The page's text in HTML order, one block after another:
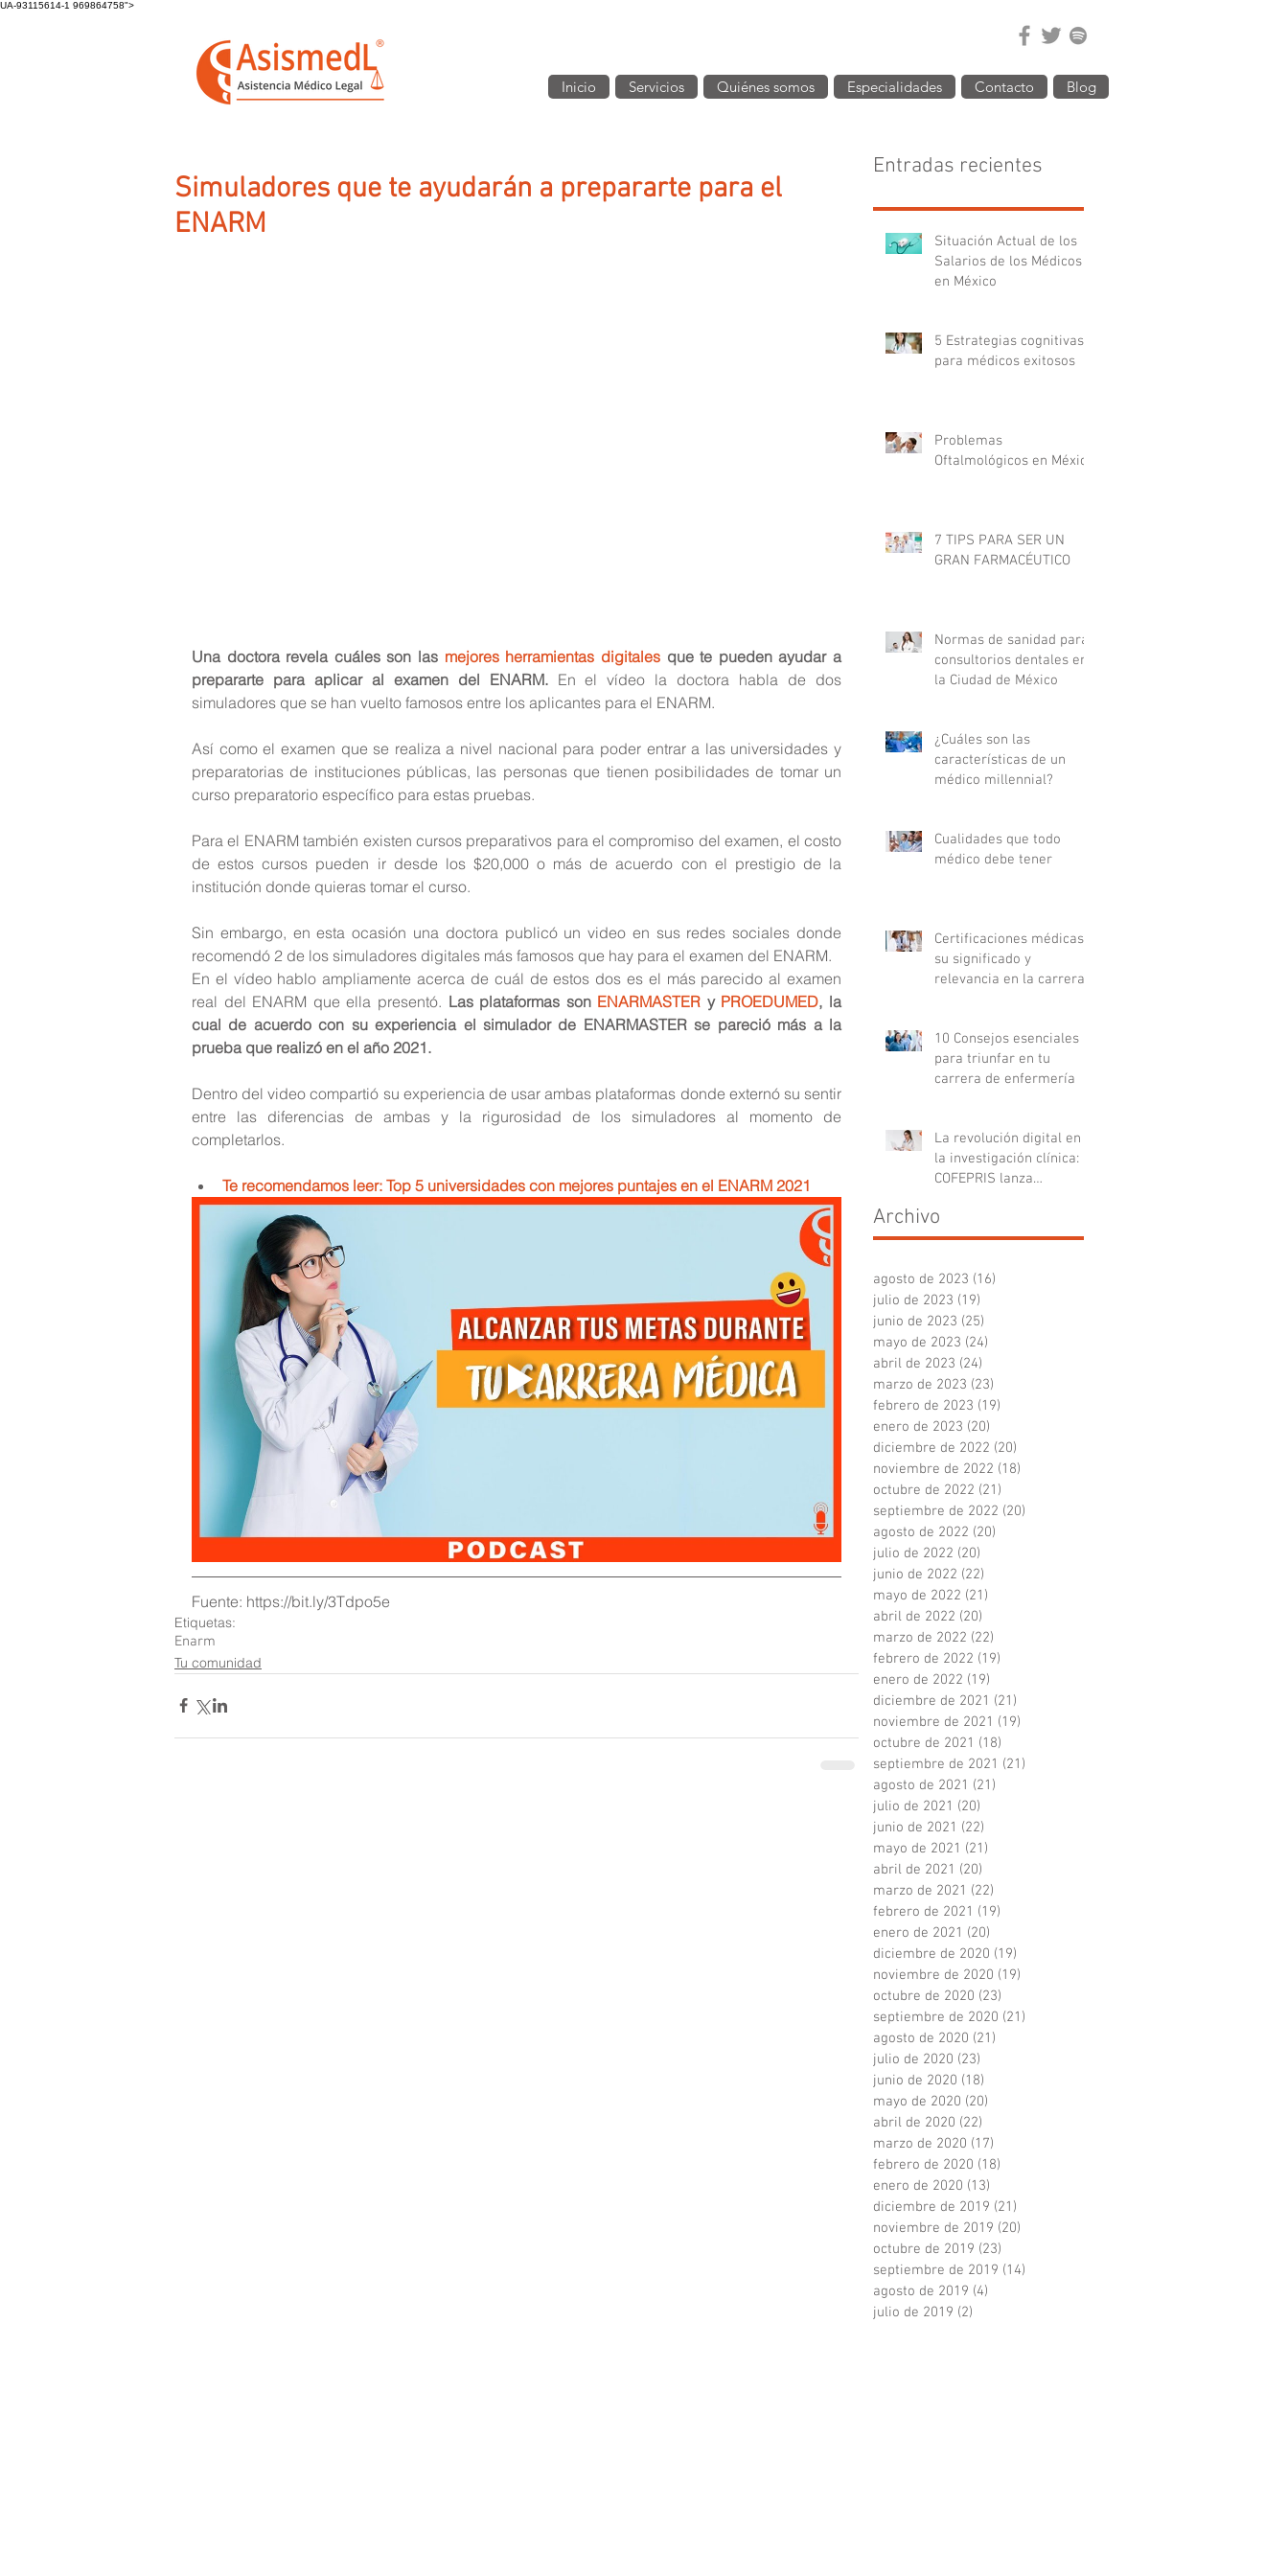
UA-93115614-1 969864758">
Inicio Servicios Quiénes somos Especialidades Contacto Blog
Simuladores que te ayudarán a prepararte para el
ENARM
Una doctora revela cuáles son las mejores herramientas digitales que te pueden ayudar a
prepararte para aplicar al examen del ENARM. En el vídeo la doctora habla de dos
simuladores que se han vuelto famosos entre los aplicantes para el ENARM.
Así como el examen que se realiza a nivel nacional para poder entrar a las universidades y
preparatorias de instituciones públicas, las personas que tienen posibilidades de tomar un
curso preparatorio específico para estas pruebas.
Para el ENARM también existen cursos preparativos para el compromiso del examen, el costo
de estos cursos pueden ir desde los $20,000 o más de acuerdo con el prestigio de la
institución donde quieras tomar el curso.
Sin embargo, en esta ocasión una doctora publicó un video en sus redes sociales donde
recomendó 2 de los simuladores digitales más famosos que hay para el examen del ENARM.
En el vídeo hablo ampliamente acerca de cuál de estos dos es el más parecido al examen
real del ENARM que ella presentó. Las plataformas son ENARMASTER y PROEDUMED, la
cual de acuerdo con su experiencia el simulador de ENARMASTER se pareció más a la
prueba que realizó en el año 2021.
Dentro del video compartió su experiencia de usar ambas plataformas donde externó su sentir
entre las diferencias de ambas y la rigurosidad de los simuladores al momento de
completarlos.
Te recomendamos leer: Top 5 universidades con mejores puntajes en el ENARM 2021
Fuente: https://bit.ly/3Tdpo5e
Etiquetas:
Enarm
Tu comunidad
Entradas recientes
Situación Actual de los
Salarios de los Médicos
en México
5 Estrategias cognitivas
para médicos exitosos
Problemas
Oftalmológicos en México
7 TIPS PARA SER UN
GRAN FARMACÉUTICO
Normas de sanidad para
consultorios dentales en
la Ciudad de México
¿Cuáles son las
características de un
médico millennial?
Cualidades que todo
médico debe tener
Certificaciones médicas:
su significado y
relevancia en la carrera
10 Consejos esenciales
para triunfar en tu
carrera de enfermería
La revolución digital en
la investigación clínica:
COFEPRIS lanza
Archivo
agosto de 2023 (16)
julio de 2023 (19)
junio de 2023 (25)
mayo de 2023 (24)
abril de 2023 (24)
marzo de 2023 (23)
febrero de 2023 (19)
enero de 2023 (20)
diciembre de 2022 (20)
noviembre de 2022 (18)
octubre de 2022 (21)
septiembre de 2022 (20)
agosto de 2022 (20)
julio de 2022 (20)
junio de 2022 (22)
mayo de 2022 (21)
abril de 2022 (20)
marzo de 2022 (22)
febrero de 2022 (19)
enero de 2022 (19)
diciembre de 2021 (21)
noviembre de 2021 (19)
octubre de 2021 (18)
septiembre de 2021 (21)
agosto de 2021 (21)
julio de 2021 (20)
junio de 2021 (22)
mayo de 2021 (21)
abril de 2021 (20)
marzo de 2021 (22)
febrero de 2021 (19)
enero de 2021 (20)
diciembre de 2020 (19)
noviembre de 2020 (19)
octubre de 2020 (23)
septiembre de 2020 (21)
agosto de 2020 (21)
julio de 2020 (23)
junio de 2020 (18)
mayo de 2020 (20)
abril de 2020 (22)
marzo de 2020 (17)
febrero de 2020 (18)
enero de 2020 (13)
diciembre de 2019 (21)
noviembre de 2019 (20)
octubre de 2019 (23)
septiembre de 2019 (14)
agosto de 2019 (4)
julio de 2019 (2)